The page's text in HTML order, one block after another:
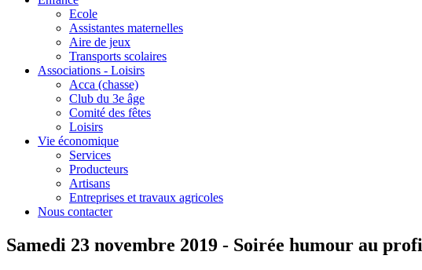
Ecole
Assistantes maternelles
Aire de jeux
Transports scolaires
Associations - Loisirs
Acca (chasse)
Club du 3e âge
Comité des fêtes
Loisirs
Vie économique
Services
Producteurs
Artisans
Entreprises et travaux agricoles
Nous contacter
Samedi 23 novembre 2019 - Soirée humour au